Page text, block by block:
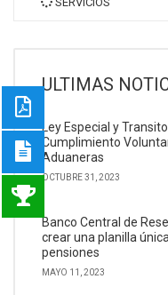
ULTIMAS
Ley Especial y
Cumplimiento
Aduaneras
OCTUBRE 31, 2023
Banco Central de
crear una planilla
pensiones
MAYO 11, 2023